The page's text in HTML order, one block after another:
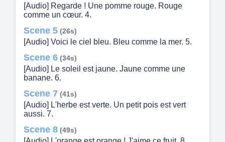
[Audio] Regarde ! Une pomme rouge. Rouge
comme un cœur. 4.
Scene 5 (26s)
[Audio] Voici le ciel bleu. Bleu comme la mer. 5.
Scene 6 (34s)
[Audio] Le soleil est jaune. Jaune comme une
banane. 6.
Scene 7 (41s)
[Audio] L'herbe est verte. Un petit pois est vert
aussi. 7.
Scene 8 (49s)